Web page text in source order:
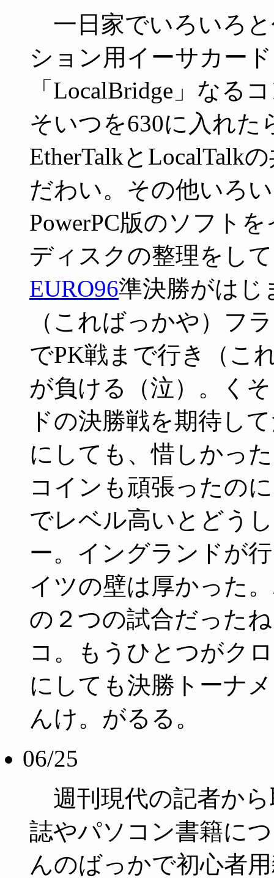
一日家でいろいろと
ション用イーサカー
「LocalBridge」なる
そいつを630に入れた
EtherTalkとLocalTalk
だわい。その他いろ
PowerPC版のソフト
ディスクの整理をし
EURO96準決勝がはじ
（こればっかや）フ
でPK戦まで行き（こ
が負ける（泣）。く
ドの決勝戦を期待し
にしても、惜しかっ
コインも頑張ったの
でレベル高いとどう
ー。イングランドが
イツの壁は厚かった
の２つの試合だった
コ。もうひとつがク
にしても決勝トーナ
んけ。がるる。
06/25
週刊現代の記者か
誌やパソコン書籍に
んのばっかで初心者